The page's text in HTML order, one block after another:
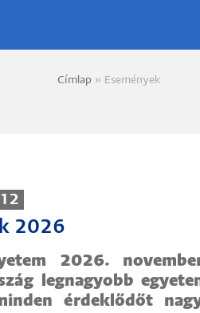
Morzsa
Címlap Események
2026
2026.
legnagyobb
érdeklődőt